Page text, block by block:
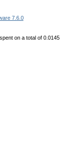
7.6.0
on a total of 0.0145